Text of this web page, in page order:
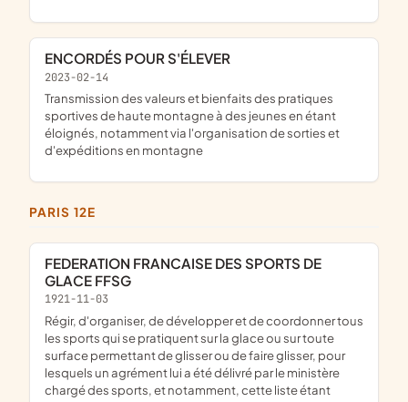
ENCORDÉS POUR S'ÉLEVER
2023-02-14
transmission des valeurs et bienfaits des pratiques
sportives de haute montagne à des jeunes en étant
éloignés, notamment via l'organisation de sorties et
d'expéditions en montagne
PARIS 12E
FEDERATION FRANCAISE DES SPORTS DE
GLACE FFSG
1921-11-03
régir, d'organiser, de développer et de coordonner tous
les sports qui se pratiquent sur la glace ou sur toute
surface permettant de glisser ou de faire glisser, pour
lesquels un agrément lui a été délivré par le ministère
chargé des sports, et notamment, cette liste étant